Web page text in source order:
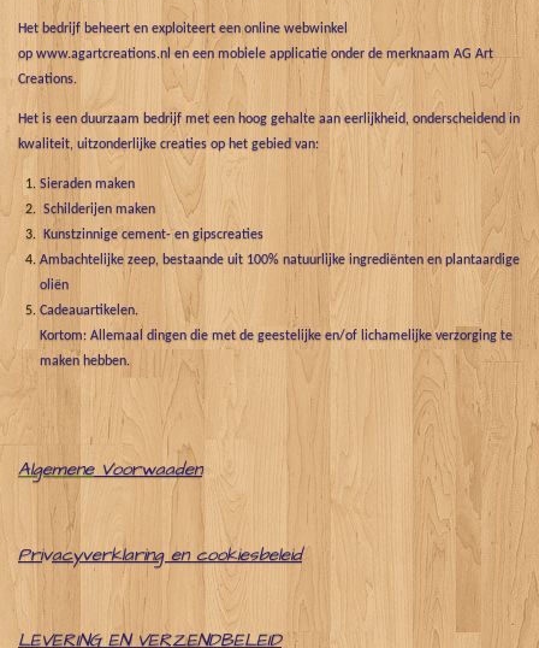
Het bedrijf beheert en exploiteert een online webwinkel
op www.agartcreations.nl en een mobiele applicatie onder de merknaam AG Art
Creations.
Het is een duurzaam bedrijf met een hoog gehalte aan eerlijkheid, onderscheidend in
kwaliteit, uitzonderlijke creaties op het gebied van:
Sieraden maken
Schilderijen maken
Kunstzinnige cement- en gipscreaties
Ambachtelijke zeep, bestaande uit 100% natuurlijke ingrediënten en plantaardige
oliën
Cadeauartikelen.
Kortom: Allemaal dingen die met de geestelijke en/of lichamelijke verzorging te
maken hebben.
Algemene Voorwaaden
Privacyverklaring en cookiesbeleid
LEVERING EN VERZENDBELEID